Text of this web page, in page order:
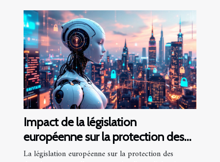
Impact de la législation
européenne sur la protection des
données personnelles
La législation européenne sur la protection des